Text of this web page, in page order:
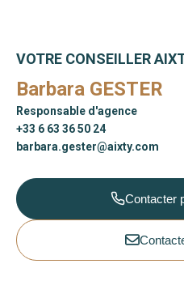
VOTRE CONSEILLER
Barbara GESTER
Responsable d'agence
+33 6 63 36 50 24
barbara.gester@aixty.com
Contacter